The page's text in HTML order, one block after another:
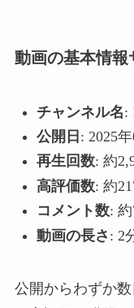
動画の基本情報
チャンネル名:
公開日 : 2025
再生回数: 約
高評価数: 約
コメント数:
動画の長さ : 2
公開からわずか